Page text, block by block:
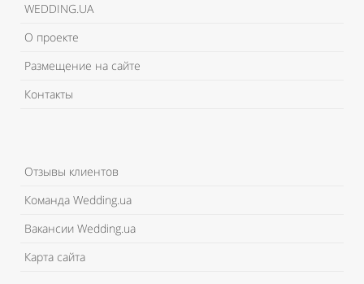
WEDDING.UA
О проекте
Размещение на сайте
Контакты
Отзывы клиентов
Команда Wedding.ua
Вакансии Wedding.ua
Карта сайта